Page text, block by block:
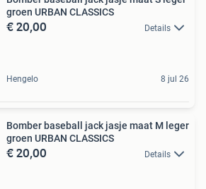
groen URBAN CLASSICS
€ 20,00 Details
Hengelo 8 jul 26
Bomber baseball jack jasje maat M leger
groen URBAN CLASSICS
€ 20,00 Details